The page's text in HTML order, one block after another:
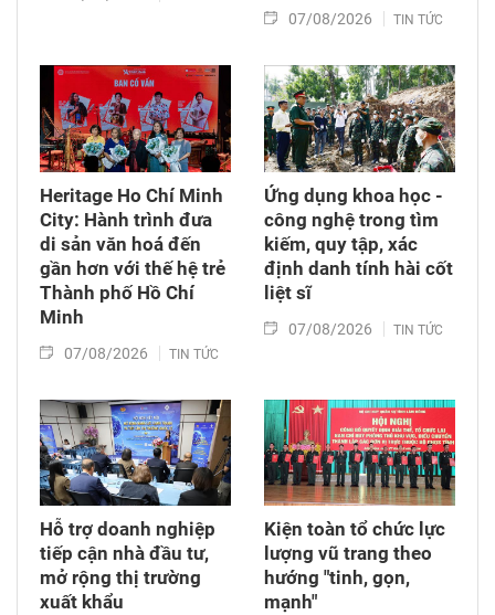
07/08/2026 TIN TỨC
Heritage Ho Chí Minh
City: Hành trình đưa
di sản văn hoá đến
gần hơn với thế hệ trẻ
Thành phố Hồ Chí
Minh
07/08/2026 TIN TỨC
Ứng dụng khoa học -
công nghệ trong tìm
kiếm, quy tập, xác
định danh tính hài cốt
liệt sĩ
07/08/2026 TIN TỨC
Hỗ trợ doanh nghiệp
tiếp cận nhà đầu tư,
mở rộng thị trường
xuất khẩu
Kiện toàn tổ chức lực
lượng vũ trang theo
hướng "tinh, gọn,
mạnh"